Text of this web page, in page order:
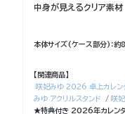
中身が見えるクリア素材
本体サイズ(ケース部分)：
【関連商品】
咲妃みゆ 2026 卓上カレン
みゆ アクリルスタンド / 咲
★特典付き 2026年カレン